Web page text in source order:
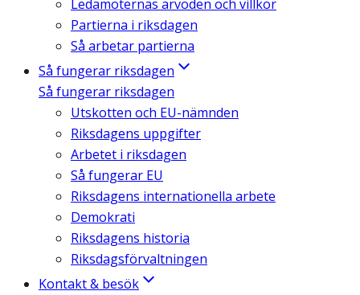
Ledamöternas arvoden och villkor
Partierna i riksdagen
Så arbetar partierna
Så fungerar riksdagen
Så fungerar riksdagen
Utskotten och EU-nämnden
Riksdagens uppgifter
Arbetet i riksdagen
Så fungerar EU
Riksdagens internationella arbete
Demokrati
Riksdagens historia
Riksdagsförvaltningen
Kontakt & besök